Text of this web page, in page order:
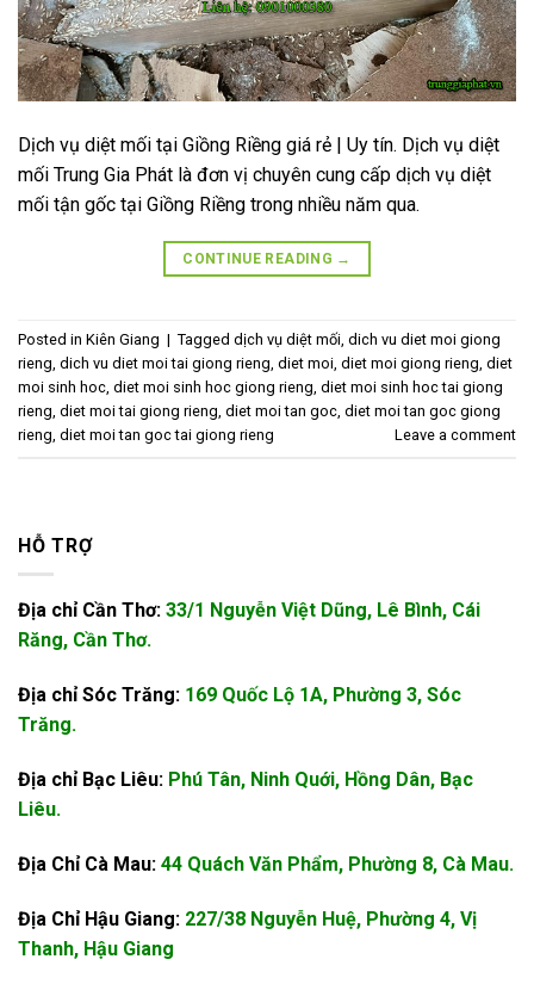
Dịch vụ diệt mối tại Giồng Riềng giá rẻ | Uy tín. Dịch vụ diệt
mối Trung Gia Phát là đơn vị chuyên cung cấp dịch vụ diệt
mối tận gốc tại Giồng Riềng trong nhiều năm qua.
CONTINUE READING →
Posted in Kiên Giang | Tagged dịch vụ diệt mối, dich vu diet moi giong
rieng, dich vu diet moi tai giong rieng, diet moi, diet moi giong rieng, diet
moi sinh hoc, diet moi sinh hoc giong rieng, diet moi sinh hoc tai giong
rieng, diet moi tai giong rieng, diet moi tan goc, diet moi tan goc giong
rieng, diet moi tan goc tai giong rieng Leave a comment
HỖ TRỢ
Địa chỉ Cần Thơ: 33/1 Nguyễn Việt Dũng, Lê Bình, Cái
Răng, Cần Thơ.
Địa chỉ Sóc Trăng: 169 Quốc Lộ 1A, Phường 3, Sóc
Trăng.
Địa chỉ Bạc Liêu: Phú Tân, Ninh Quới, Hồng Dân, Bạc
Liêu.
Địa Chỉ Cà Mau: 44 Quách Văn Phẩm, Phường 8, Cà Mau.
Địa Chỉ Hậu Giang: 227/38 Nguyễn Huệ, Phường 4, Vị
Thanh, Hậu Giang